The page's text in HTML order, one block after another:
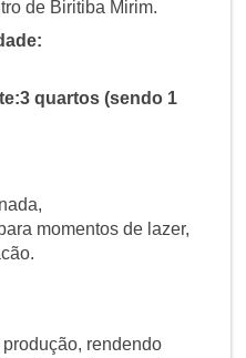
de Biritiba Mirim.
quartos (sendo 1
momentos de lazer,
rendendo